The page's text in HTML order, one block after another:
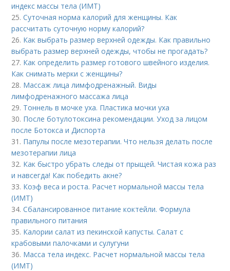
индекс массы тела (ИМТ)
25.Суточная норма калорий для женщины. Как
рассчитать суточную норму калорий?
26. Как выбрать размер верхней одежды. Как правильно
выбрать размер верхней одежды, чтобы не прогадать?
27. Как определить размер готового швейного изделия.
Как снимать мерки с женщины?
28. Массаж лица лимфодренажный. Виды
лимфодренажного массажа лица
29. Тоннель в мочке уха. Пластика мочки уха
30. После ботулотоксина рекомендации. Уход за лицом
после Ботокса и Диспорта
31. Папулы после мезотерапии. Что нельзя делать после
мезотерапии лица
32. Как быстро убрать следы от прыщей. Чистая кожа раз
и навсегда! Как победить акне?
33. Коэф веса и роста. Расчет нормальной массы тела
(ИМТ)
34.Сбалансированное питание коктейли. Формула
правильного питания
35. Калории салат из пекинской капусты. Салат с
крабовыми палочками и сулугуни
36. Масса тела индекс. Расчет нормальной массы тела
(ИМТ)